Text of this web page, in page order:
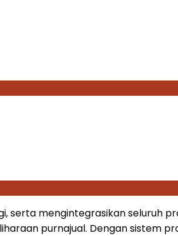
serta mengintegrasikan seluruh
purnajual. Dengan sistem